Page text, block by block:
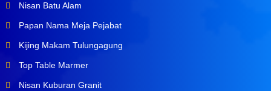
Nisan Batu Alam
Papan Nama Meja Pejabat
Kijing Makam Tulungagung
Top Table Marmer
Nisan Kuburan Granit